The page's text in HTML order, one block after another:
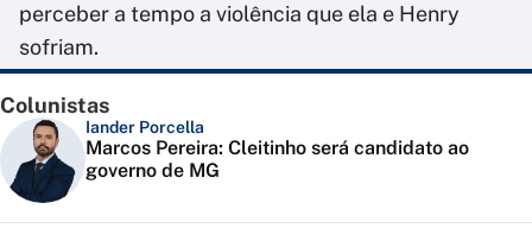
perceber a tempo a violência que ela e Henry
sofriam.
Colunistas
Iander Porcella
Marcos Pereira: Cleitinho será candidato ao
governo de MG